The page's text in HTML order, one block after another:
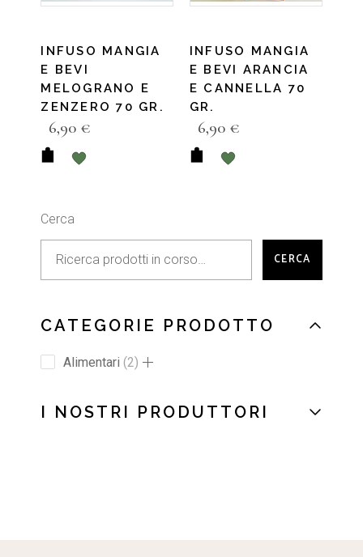
INFUSO MANGIA
E BEVI
MELOGRANO E
ZENZERO 70 GR.
6,90 €
INFUSO MANGIA
E BEVI ARANCIA
E CANNELLA 70
GR.
6,90 €
Cerca
CERCA
CATEGORIE PRODOTTO
Alimentari 2
I NOSTRI PRODUTTORI